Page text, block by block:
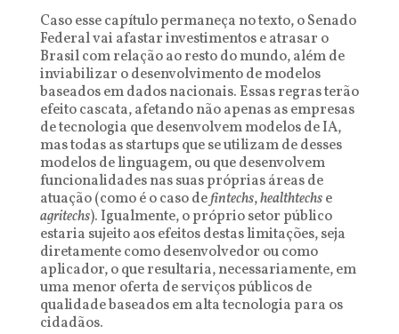
Caso esse capítulo permaneça no texto, o Senado
Federal vai afastar investimentos e atrasar o
Brasil com relação ao resto do mundo, além de
inviabilizar o desenvolvimento de modelos
baseados em dados nacionais. Essas regras terão
efeito cascata, afetando não apenas as empresas
de tecnologia que desenvolvem modelos de IA,
mas todas as startups que se utilizam de desses
modelos de linguagem, ou que desenvolvem
funcionalidades nas suas próprias áreas de
atuação (como é o caso defintechs,healthtechse
agritechs). Igualmente, o próprio setor público
estaria sujeito aos efeitos destas limitações, seja
diretamente como desenvolvedor ou como
aplicador, o que resultaria, necessariamente, em
uma menor oferta de serviços públicos de
qualidade baseados em alta tecnologia para os
cidadãos.